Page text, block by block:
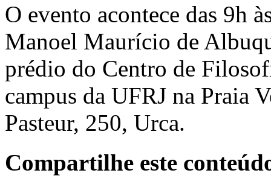
O evento acontece das 9h
Manoel Maurício de
prédio do Centro de
campus da UFRJ na Praia
Pasteur, 250, Urca.
Compartilhe este